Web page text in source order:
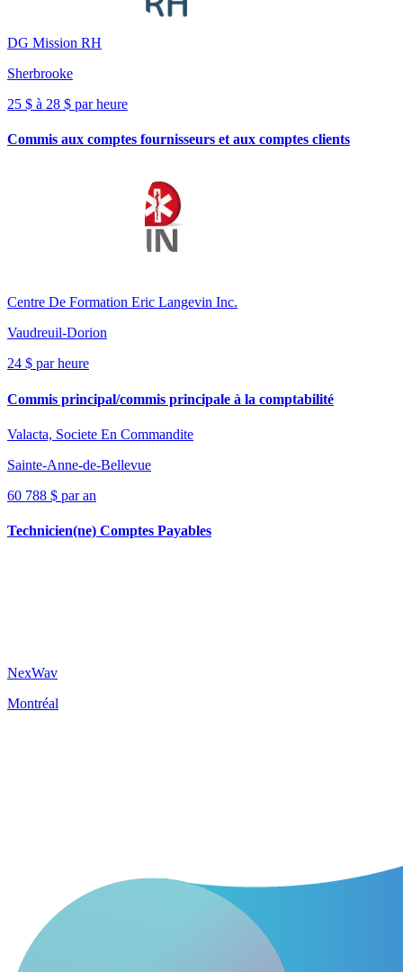
DG Mission RH
Sherbrooke
25 $ à 28 $ par heure
Commis aux comptes fournisseurs et aux comptes clients
Centre De Formation Eric Langevin Inc.
Vaudreuil-Dorion
24 $ par heure
Commis principal/commis principale à la comptabilité
Valacta, Societe En Commandite
Sainte-Anne-de-Bellevue
60 788 $ par an
Technicien(ne) Comptes Payables
NexWav
Montréal